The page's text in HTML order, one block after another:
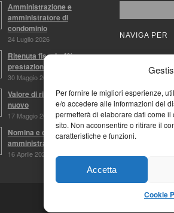
Per fornire le migliori esperienze,
e/o accedere alle informazioni del
permetterà di elaborare dati come
sito. Non acconsentire o ritirare il
caratteristiche e funzioni.
Accetta
Cookie
Amministrazione e
amministratore di
condominio
24 Luglio 2026
Ritenuta fiscale 4%,
prestazioni soggette
30 Maggio 2026
Valore di ricostruzione a
nuovo
17 Maggio 2026
Nomina e conferma
amministratore
16 Aprile 2026
NAVIGA PER
Mappa
Mappa
Privacy
Forum
Iscriviti alla